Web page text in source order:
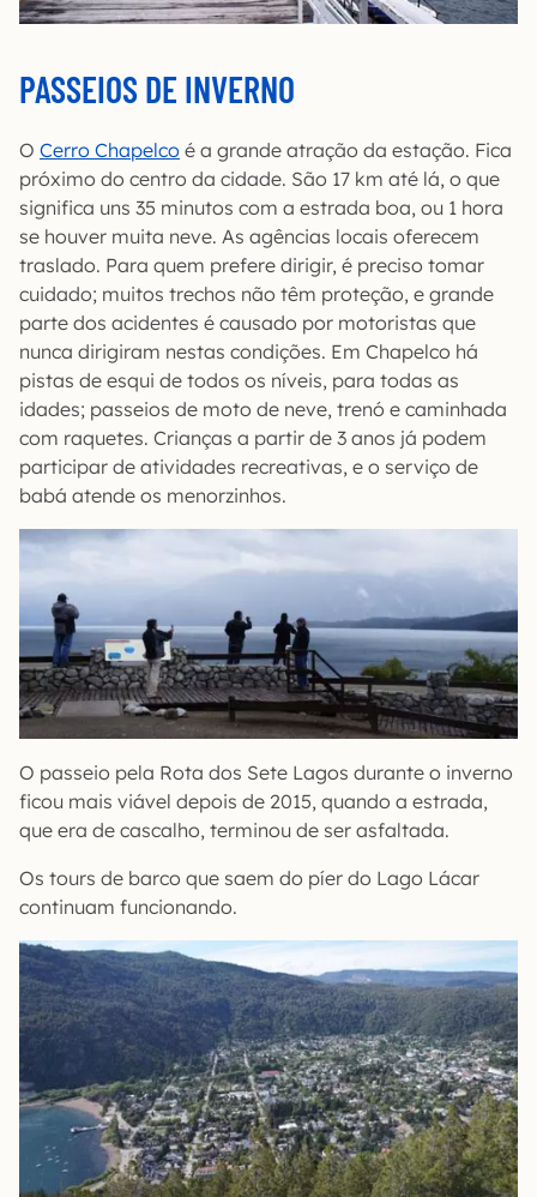
PASSEIOS DE INVERNO
O Cerro Chapelco é a grande atração da estação. Fica
próximo do centro da cidade. São 17 km até lá, o que
significa uns 35 minutos com a estrada boa, ou 1 hora
se houver muita neve. As agências locais oferecem
traslado. Para quem prefere dirigir, é preciso tomar
cuidado; muitos trechos não têm proteção, e grande
parte dos acidentes é causado por motoristas que
nunca dirigiram nestas condições. Em Chapelco há
pistas de esqui de todos os níveis, para todas as
idades; passeios de moto de neve, trenó e caminhada
com raquetes. Crianças a partir de 3 anos já podem
participar de atividades recreativas, e o serviço de
babá atende os menorzinhos.
O passeio pela Rota dos Sete Lagos durante o inverno
ficou mais viável depois de 2015, quando a estrada,
que era de cascalho, terminou de ser asfaltada.
Os tours de barco que saem do píer do Lago Lácar
continuam funcionando.